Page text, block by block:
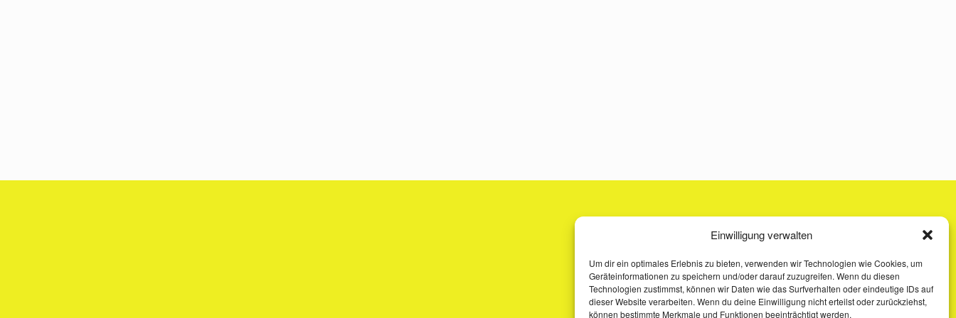
Einwilligung verwalten
Um dir ein optimales Erlebnis zu bieten, verwenden wir Technologien wie Cookies, um
Geräteinformationen zu speichern und/oder darauf zuzugreifen. Wenn du diesen
Technologien zustimmst, können wir Daten wie das Surfverhalten oder eindeutige IDs auf
dieser Website verarbeiten. Wenn du deine Einwilligung nicht erteilst oder zurückziehst,
können bestimmte Merkmale und Funktionen beeinträchtigt werden.